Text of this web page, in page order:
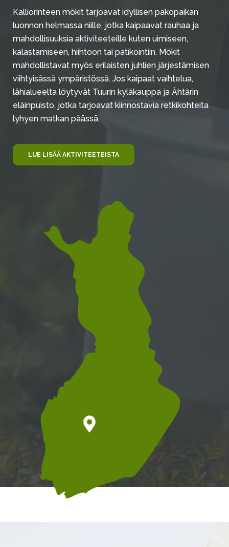
Kalliorinteen mökit tarjoavat idyllisen pakopaikan
luonnon helmassa niille, jotka kaipaavat rauhaa ja
mahdollisuuksia aktiviteeteille kuten uimiseen,
kalastamiseen, hiihtoon tai patikointiin. Mökit
mahdollistavat myös erilaisten juhlien järjestämisen
viihtyisässä ympäristössä. Jos kaipaat vaihtelua,
lähialueelta löytyvät Tuurin kyläkauppa ja Ähtärin
eläinpuisto, jotka tarjoavat kiinnostavia retkikohteita
lyhyen matkan päässä.
LUE LISÄÄ AKTIVITEETEISTA